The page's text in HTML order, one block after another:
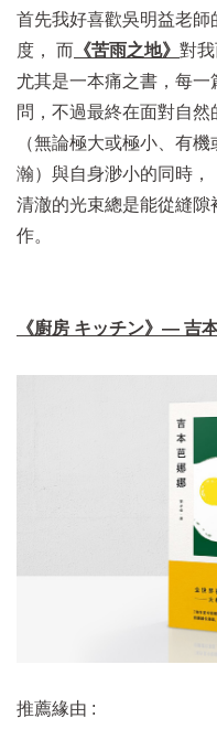
首先我好喜歡吳明益老
度， 而 《苦雨之地》 對我
尤其是一本痛之書，每
問，不過最終在面對自然
（無論極大或極小、有
瀚）與自身渺小的同時，
清澈的光束總是能從縫
作。
《廚房 キッチン》— 吉
推薦緣由 :